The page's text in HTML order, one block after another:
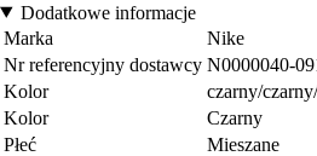
Dodatkowe informacje
Marka
Nike
Nr referencyjny dostawcy N0000040-
Kolor
czarny/
Kolor
Czarny
Płeć
Mieszane